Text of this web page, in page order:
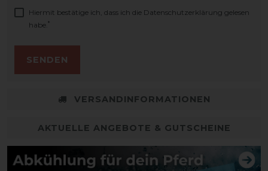
Hiermit bestätige ich, dass ich die Daten­schutz­erklärung gelesen
habe. *
SENDEN
VERSANDINFORMATIONEN
AKTUELLE ANGEBOTE & GUTSCHEINE